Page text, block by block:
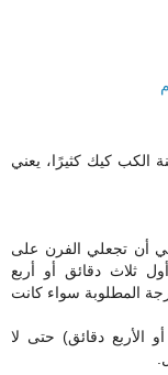
الكب كيك كثيرًا، يعني
أن تجعلي الفرن على
ما يقارب 200 مئوي، أول ثلاث دقائق أو أربع
المطلوبة سواء كانت
الأربع دقائق) حتى لا